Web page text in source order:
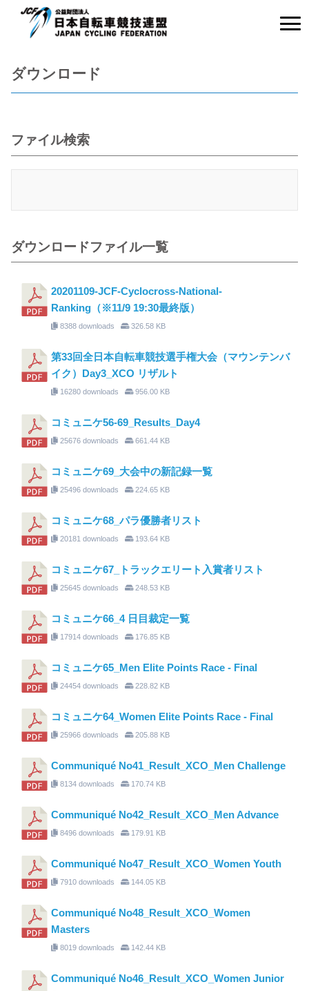
ダウンロード
ファイル検索
ダウンロードファイル一覧
20201109-JCF-Cyclocross-National-
Ranking（※11/9 19:30最終版）
8388 downloads 326.58 KB
第33回全日本自転車競技選手権大会（マウンテンバ
イク）Day3_XCO リザルト
16280 downloads 956.00 KB
コミュニケ56-69_Results_Day4
25676 downloads 661.44 KB
コミュニケ69_大会中の新記録一覧
25496 downloads 224.65 KB
コミュニケ68_パラ優勝者リスト
20181 downloads 193.64 KB
コミュニケ67_トラックエリート入賞者リスト
25645 downloads 248.53 KB
コミュニケ66_4 日目裁定一覧
17914 downloads 176.85 KB
コミュニケ65_Men Elite Points Race - Final
24454 downloads 228.82 KB
コミュニケ64_Women Elite Points Race - Final
25966 downloads 205.88 KB
Communiqué No41_Result_XCO_Men Challenge
8134 downloads 170.74 KB
Communiqué No42_Result_XCO_Men Advance
8496 downloads 179.91 KB
Communiqué No47_Result_XCO_Women Youth
7910 downloads 144.05 KB
Communiqué No48_Result_XCO_Women
Masters
8019 downloads 142.44 KB
Communiqué No46_Result_XCO_Women Junior